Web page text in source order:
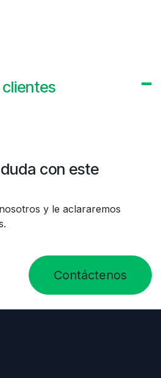
clientes
con este
y le aclararemos
Contáctenos